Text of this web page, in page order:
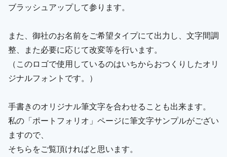
ブラッシュアップして参ります。
また、御社のお名前をご希望タイプにて出力し、文字間調
整、また必要に応じて改変等を行います。
（このロゴで使用しているのはいちからおつくりしたオリ
ジナルフォントです。）
手書きのオリジナル筆文字を合わせることも出来ます。
私の「ポートフォリオ」ページに筆文字サンプルがござい
ますので、
そちらをご覧頂ければと思います。